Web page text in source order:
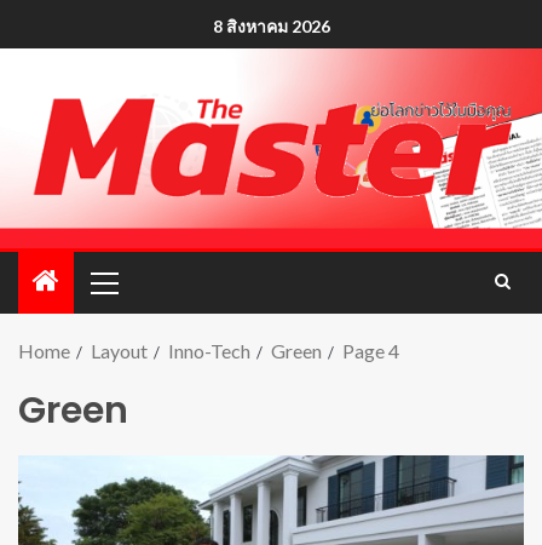
8 สิงหาคม 2026
Home Layout Inno-Tech Green Page 4
Green